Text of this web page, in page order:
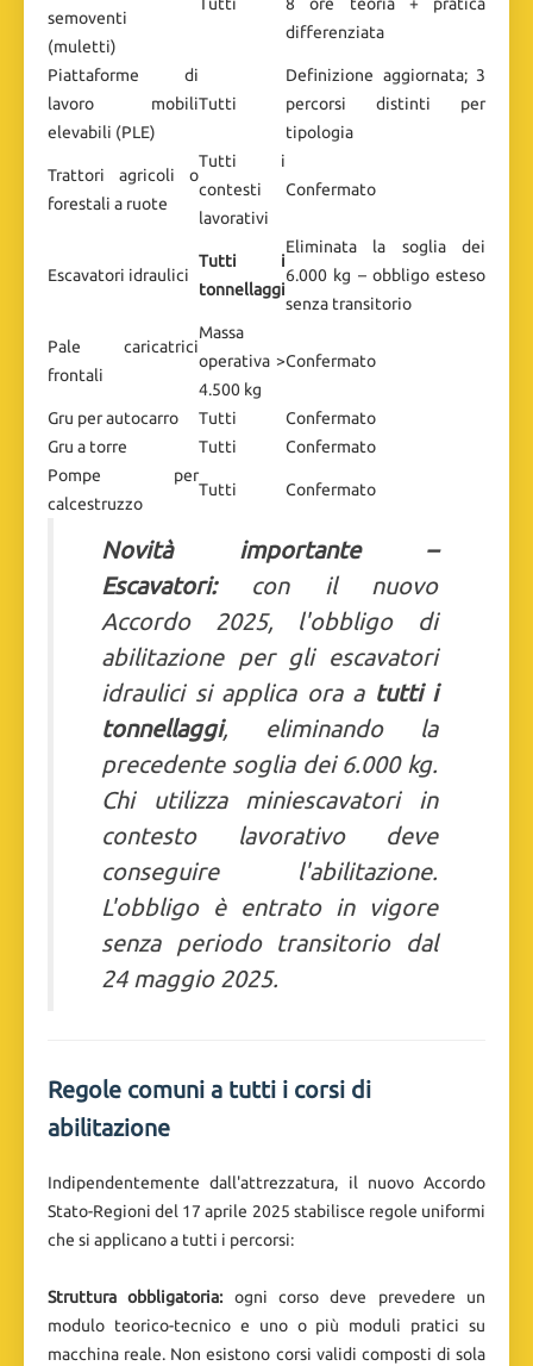
semoventi
(muletti)
Tutti
8 ore teoria + pratica
differenziata
Piattaforme di
lavoro mobili
elevabili (PLE)
Tutti
Definizione aggiornata; 3
percorsi distinti per
tipologia
Trattori agricoli o
forestali a ruote
Tutti i
contesti
lavorativi
Confermato
Escavatori idraulici
Tutti i
tonnellaggi
Eliminata la soglia dei
6.000 kg – obbligo esteso
senza transitorio
Pale caricatrici
frontali
Massa
operativa >
4.500 kg
Confermato
Gru per autocarro Tutti
Confermato
Gru a torre
Tutti
Confermato
Pompe per
calcestruzzo
Tutti Confermato
Novità importante –
Escavatori:con il nuovo
Accordo 2025, l'obbligo di
abilitazione per gli escavatori
idraulici si applica ora a tutti i
tonnellaggi, eliminando la
precedente soglia dei 6.000 kg.
Chi utilizza miniescavatori in
contesto lavorativo deve
conseguire l'abilitazione.
L'obbligo è entrato in vigore
senza periodo transitorio dal
24 maggio 2025.
Regole comuni a tutti i corsi di
abilitazione
Indipendentemente dall'attrezzatura, il nuovo Accordo
Stato-Regioni del 17 aprile 2025 stabilisce regole uniformi
che si applicano a tutti i percorsi:
Struttura obbligatoria:ogni corso deve prevedere un
modulo teorico-tecnico e uno o più moduli pratici su
macchina reale. Non esistono corsi validi composti di sola